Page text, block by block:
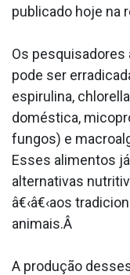
publicado hoje na
Os pesquisadores
pode ser
espirulina,
doméstica,
fungos) e
Esses alimentos
alternativas
â€‹â€‹aos
animais.Â
A produção